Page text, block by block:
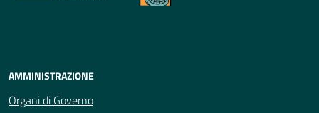
AMMINISTRAZIONE
Organi di Governo